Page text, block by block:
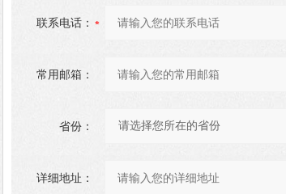
联系电话：
常用邮箱：
省份：
详细地址：